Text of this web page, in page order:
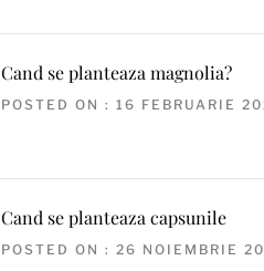
Cand se planteaza magnolia?
POSTED ON : 16 FEBRUARIE
Cand se planteaza capsunile
POSTED ON : 26 NOIEMBRIE